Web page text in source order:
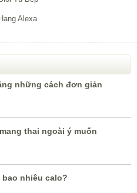
những cách đơn giản
thai ngoài ý muốn
bao nhiêu calo?